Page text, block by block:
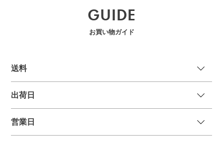
GUIDE
お買い物ガイド
送料
出荷日
営業日